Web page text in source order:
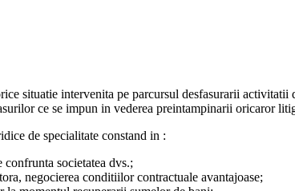
situatie intervenita pe parcursul desfasurarii
ce se impun in vederea preintampinarii oricaror
de specialitate constand in :
confrunta societatea dvs.;
negocierea conditiilor contractuale avantajoase;